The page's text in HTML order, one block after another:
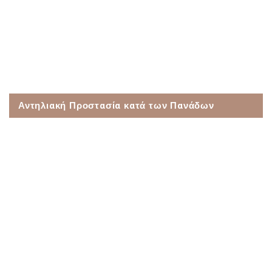
Αντηλιακή Προστασία κατά των Πανάδων